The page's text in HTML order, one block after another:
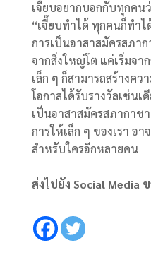
เจี๊ยบอยากบอกกับทุกคน
“เจี๊ยบทำได้ ทุกคนก็ทำไ
การเป็นอาสาสมัครสภา
จากสิ่งใหญ่โต แค่เริ่มจา
เล็ก ๆ ก็สามารถสร้างค
โอกาสได้รับรางวัลเช่นเ
เป็นอาสาสมัครสภากาช
การให้เล็ก ๆ ของเรา อ
สำหรับใครอีกหลายคน
ส่งไปยัง Social Media